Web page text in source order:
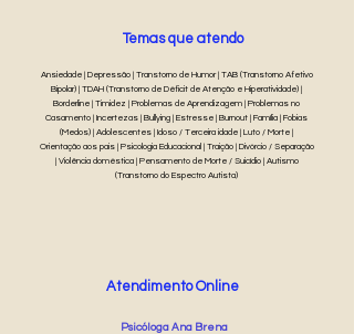
Temas que atendo
Ansiedade | Depressão | Transtorno de Humor | TAB (Transtorno Afetivo
Bipolar) | TDAH (Transtorno de Déficit de Atenção e Hiperatividade) |
Borderline | Timidez | Problemas de Aprendizagem | Problemas no
Casamento | Incertezas | Bullying | Estresse | Burnout | Família | Fobias
(Medos) | Adolescentes | Idoso / Terceira idade | Luto / Morte |
Orientação aos pais | Psicologia Educacional | Traição | Divórcio / Separação
| Violência doméstica | Pensamento de Morte / Suicídio | Autismo
(Transtorno do Espectro Autista)
Atendimento Online
Psicóloga Ana Brena